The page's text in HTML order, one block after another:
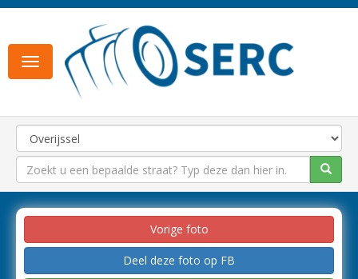
Toggle
navigation
Vorige foto
Deel deze foto op FB